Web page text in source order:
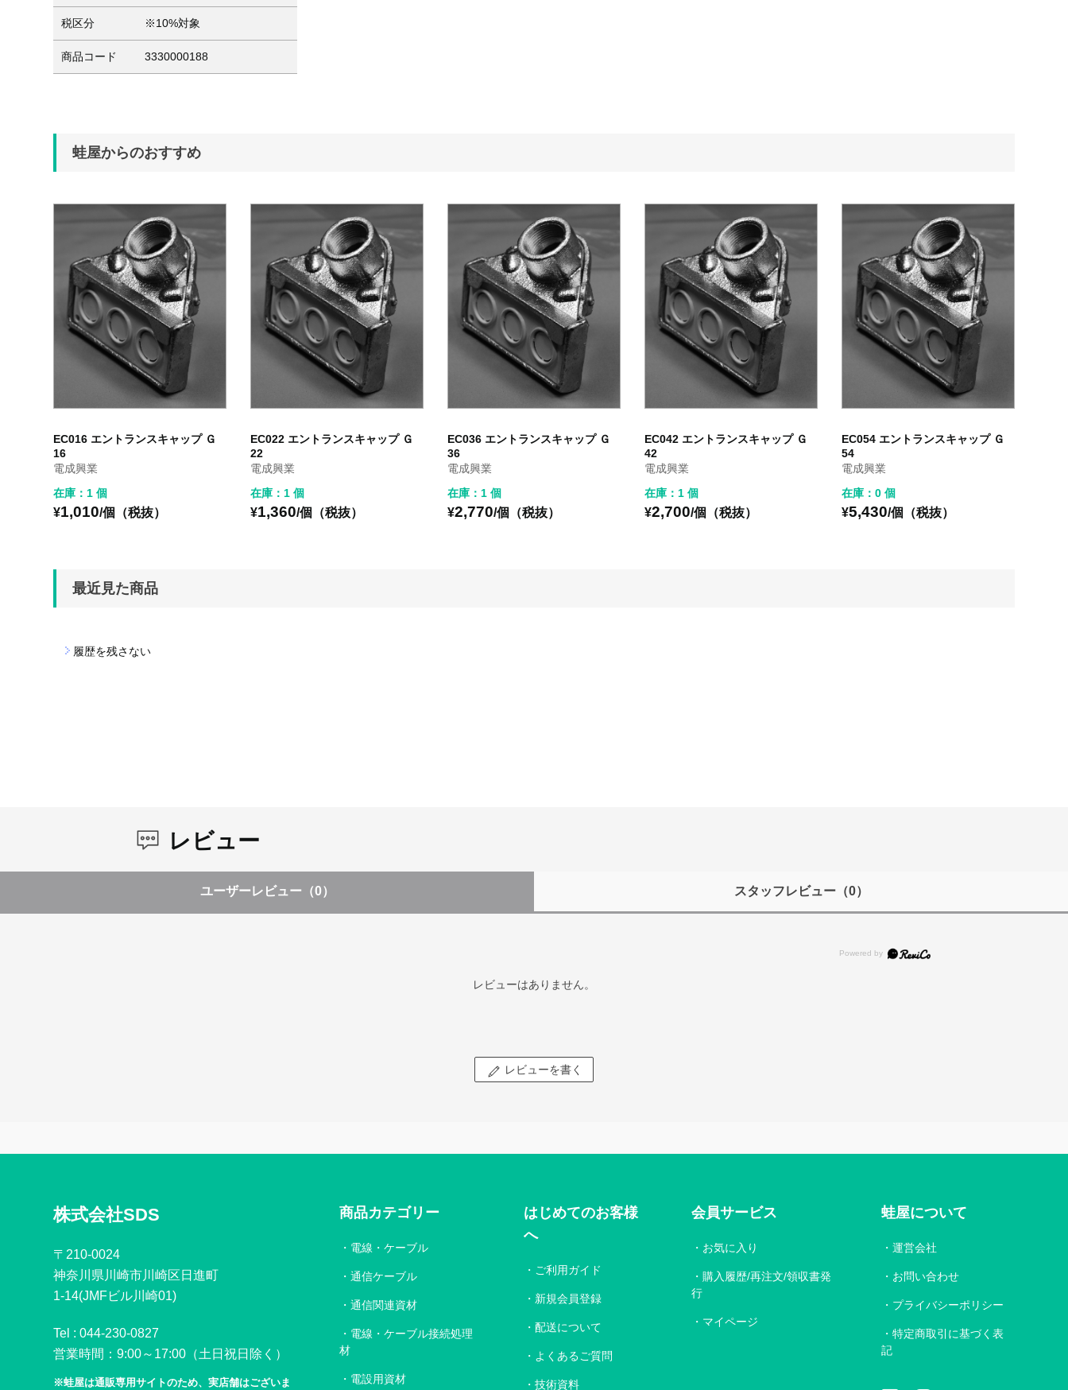
税区分 ※10%対象
商品コード 3330000188
蛙屋からのおすすめ
EC016 エントランスキャップ Ｇ
16
電成興業
在庫：1 個
¥1,010/個（税抜）
EC022 エントランスキャップ Ｇ
22
電成興業
在庫：1 個
¥1,360/個（税抜）
EC036 エントランスキャップ Ｇ
36
電成興業
在庫：1 個
¥2,770/個（税抜）
EC042 エントランスキャップ Ｇ
42
電成興業
在庫：1 個
¥2,700/個（税抜）
EC054 エントランスキャップ Ｇ
54
電成興業
在庫：0 個
¥5,430/個（税抜）
最近見た商品
履歴を残さない
レビュー
ユーザーレビュー （0） スタッフレビュー（0）
レビューはありません。
レビューを書く
株式会社SDS
〒210-0024
神奈川県川崎市川崎区日進町
1-14(JMFビル川崎01)
Tel :044-230-0827
営業時間：9:00～17:00（土日祝日除く）
※蛙屋は通販専用サイトのため、実店舗はございま
商品カテゴリー
電線・ケーブル
通信ケーブル
通信関連資材
電線・ケーブル接続処理
材
電設用資材
はじめてのお客様
へ
ご利用ガイド
新規会員登録
配送について
よくあるご質問
技術資料
会員サービス
お気に入り
購入履歴/再注文/領収書発
行
マイページ
蛙屋について
運営会社
お問い合わせ
プライバシーポリシー
特定商取引に基づく表
記